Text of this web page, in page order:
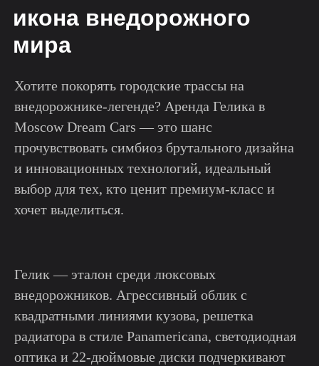
икона внедорожного
мира
Хотите покорять городские трассы на
внедорожнике-легенде? Аренда Гелика в
Moscow Dream Cars — это шанс
прочувствовать симбиоз брутального дизайна
и инновационных технологий, идеальный
выбор для тех, кто ценит премиум-класс и
хочет выделиться.
Гелик — эталон среди люксовых
внедорожников. Агрессивный облик с
квадратными линиями кузова, решетка
радиатора в стиле Panamericana, светодиодная
оптика и 22-дюймовые диски подчеркивают